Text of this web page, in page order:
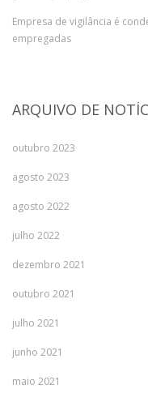
Empresa de vigilância é
empregadas
ARQUIVO DE
outubro 2023
agosto 2023
agosto 2022
julho 2022
dezembro 2021
outubro 2021
julho 2021
junho 2021
maio 2021